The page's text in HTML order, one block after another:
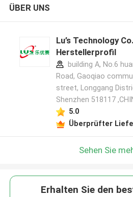
ÜBER UNS
Lu’s Technology
Herstellerprofil
building A, No.6
Road, Gaoqiao
street, Longgang
Shenzhen 518117
5.0
Überprüfter
Sehen Sie
Erhalten Sie den